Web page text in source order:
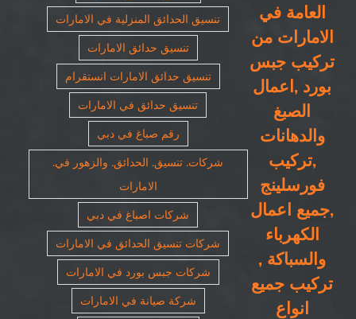
العامة في
الامارات من
تركيب جبس
بورد ,اعمال
الصبغ
والدهانات
,تركيب
فورسلينج
,جميع اعمال
الكهرباء
والسباكة ,
تركيب جميع
انواع
تنسيق الحدائق المنزلية في الامارات
تنسيق حدائق الامارات
تنسيق حدائق الامارات انستقرام
تنسيق حدائق في الامارات
رقم صباغ في دبي
شركات. تنسيق. الحدائق. والزهور في.
الامارات
شركات اصباغ في دبي
شركات تنسيق الحدائق في الامارات
شركات جبس بورد في الامارات
شركة صيانة في الامارات